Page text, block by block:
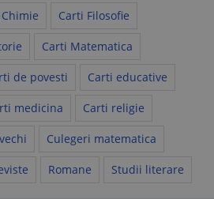
Carti Filosofie
Carti Matematica
de povesti Carti educative
medicina Carti religie
Culegeri matematica
Romane Studii literare